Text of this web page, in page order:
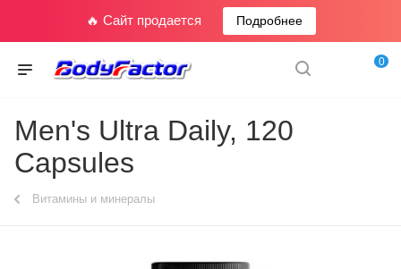
🔥 Сайт продается Подробнее
0
Men's Ultra Daily, 120
Capsules
Витамины и минералы